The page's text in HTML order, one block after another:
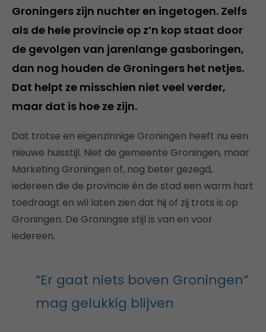
Groningers zijn nuchter en ingetogen. Zelfs
als de hele provincie op z’n kop staat door
de gevolgen van jarenlange gasboringen,
dan nog houden de Groningers het netjes.
Dat helpt ze misschien niet veel verder,
maar dat is hoe ze zijn.
Dat trotse en eigenzinnige Groningen heeft nu een
nieuwe huisstijl. Niet de gemeente Groningen, maar
Marketing Groningen of, nog beter gezegd,
iedereen die de provincie én de stad een warm hart
toedraagt en wil laten zien dat hij of zij trots is op
Groningen. De Groningse stijl is van en voor
iedereen.
“Er gaat niets boven Groningen”
mag gelukkig blijven